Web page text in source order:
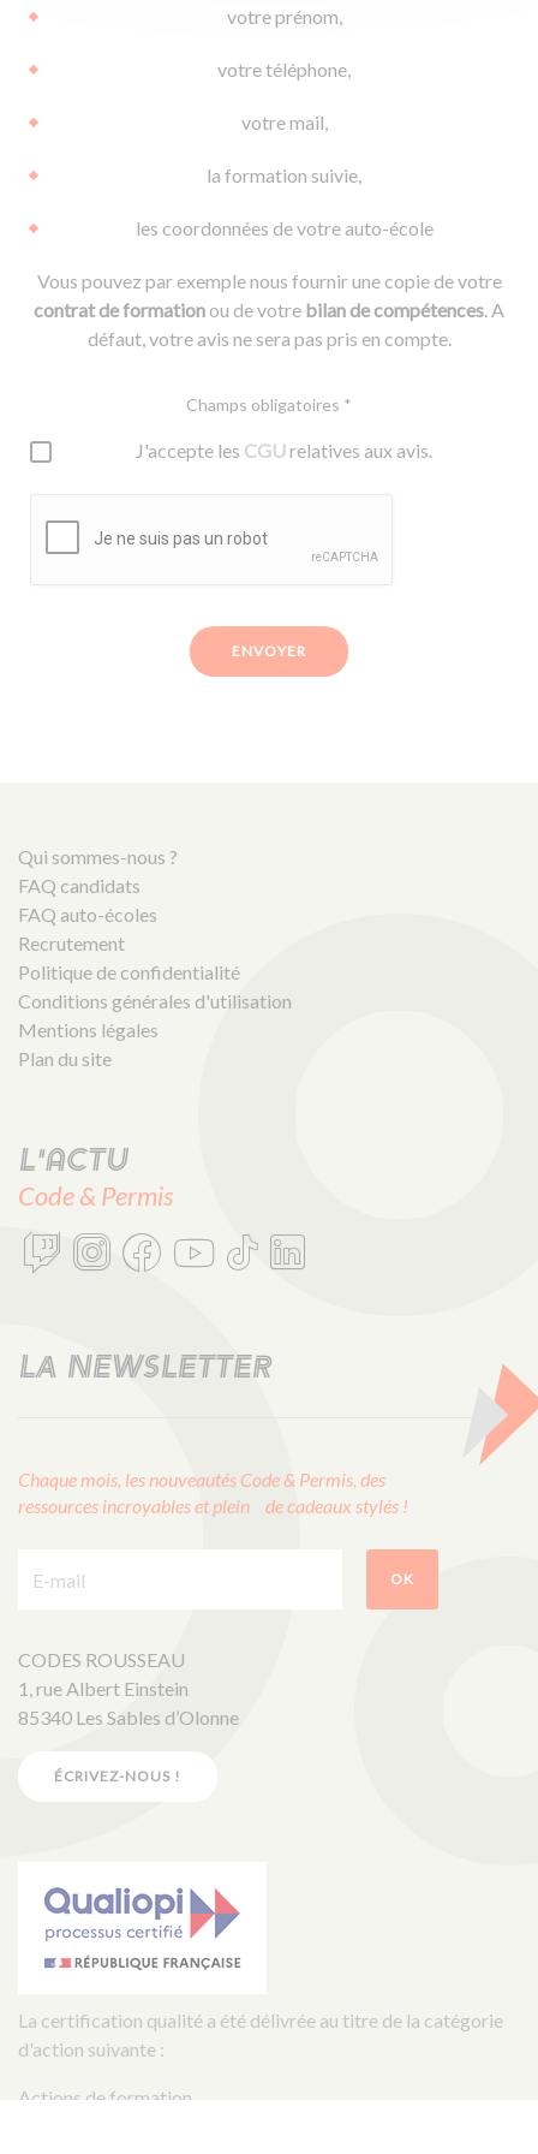
votre prénom,
votre téléphone,
votre mail,
la formation suivie,
les coordonnées de votre auto-école
Vous pouvez par exemple nous fournir une copie de votre
contrat de formationou de votre bilan de compétences. A
défaut, votre avis ne sera pas pris en compte.
Champs obligatoires *
J'accepte les CGUrelatives aux avis.
ENVOYER
Qui sommes-nous ?
FAQ candidats
FAQ auto-écoles
Recrutement
Politique de confidentialité
Conditions générales d'utilisation
Mentions légales
Plan du site
L'actu
Code & Permis
LA NEWSLETTER
Chaque mois, les nouveautés Code & Permis, des
ressources incroyables et plein de cadeaux stylés !
OK
CODES ROUSSEAU
1, rue Albert Einstein
85340 Les Sables d’Olonne
ÉCRIVEZ-NOUS !
La certification qualité a été délivrée au titre de la catégorie
d'action suivante :
Actions de formation